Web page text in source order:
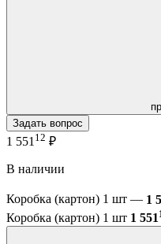
Задать вопрос
1 551 12 ₽
В наличии
Коробка (картон) 1 шт — 1
Коробка (картон) 1 шт 1 551